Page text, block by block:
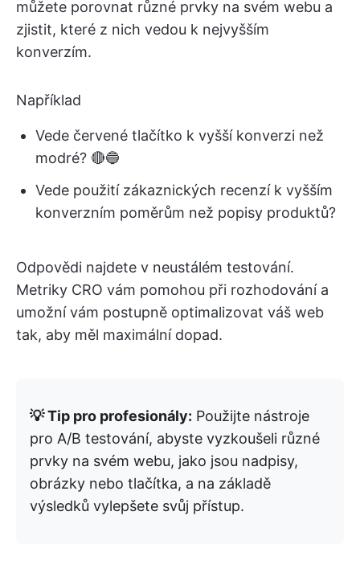
můžete porovnat různé prvky na svém webu a
zjistit, které z nich vedou k nejvyšším
konverzím.
Například
Vede červené tlačítko k vyšší konverzi než
modré? 🔴🔵
Vede použití zákaznických recenzí k vyšším
konverzním poměrům než popisy produktů?
Odpovědi najdete v neustálém testování.
Metriky CRO vám pomohou při rozhodování a
umožní vám postupně optimalizovat váš web
tak, aby měl maximální dopad.
💡 Tip pro profesionály: Použijte nástroje
pro A/B testování, abyste vyzkoušeli různé
prvky na svém webu, jako jsou nadpisy,
obrázky nebo tlačítka, a na základě
výsledků vylepšete svůj přístup.